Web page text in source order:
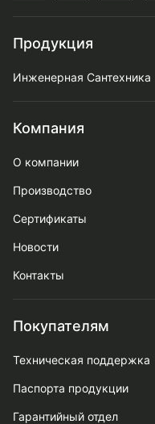
Продукция
Инженерная Сантехника
Компания
О компании
Производство
Сертификаты
Новости
Контакты
Покупателям
Техническая поддержка
Паспорта продукции
Гарантийный отдел